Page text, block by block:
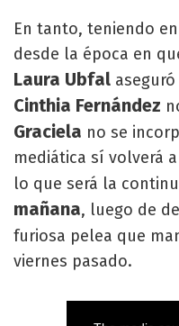
En tanto, teniendo
desde la época en
Laura Ubfal
Cinthia Fernández
Graciela no se
mediática sí volverá
lo que será la
mañana, luego de
furiosa pelea que
viernes pasado.